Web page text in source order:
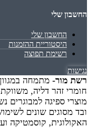
החשבון שלי
החשבון שלי
היסטוריית ההזמנות
רשימת תפוצה
נגישות
רשת מור- מתמחה
חומרי זהר דליה, משווקת
מוצרי ספיגה למבוגרים
ובד מסוגים שונים
האקולוגית, קוסמטיקה